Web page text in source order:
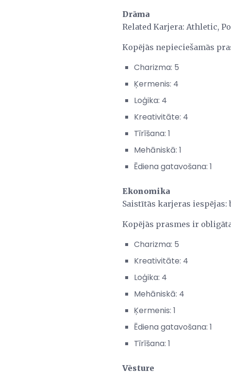
Drāma
Related Karjera: Athletic,
Kopējās nepieciešamās
Charizma: 5
Ķermenis: 4
Loģika: 4
Kreativitāte: 4
Tīrīšana: 1
Mehāniskā: 1
Ēdiena gatavošana: 1
Ekonomika
Saistītās karjeras
Kopējās prasmes ir
Charizma: 5
Kreativitāte: 4
Loģika: 4
Mehāniskā: 4
Ķermenis: 1
Ēdiena gatavošana: 1
Tīrīšana: 1
Vēsture